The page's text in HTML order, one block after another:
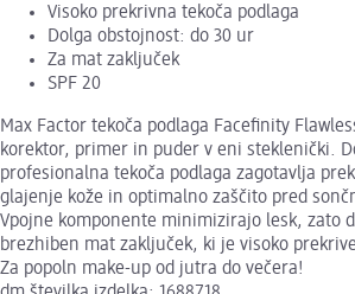
Visoko prekrivna tekoča podlaga
Dolga obstojnost: do 30 ur
Za mat zaključek
SPF 20
Max Factor tekoča podlaga Facefinity
korektor, primer in puder v eni steklenički.
profesionalna tekoča podlaga zagotavlja
glajenje kože in optimalno zaščito pred
Vpojne komponente minimizirajo lesk, zato
brezhiben mat zaključek, ki je visoko
Za popoln make-up od jutra do večera!